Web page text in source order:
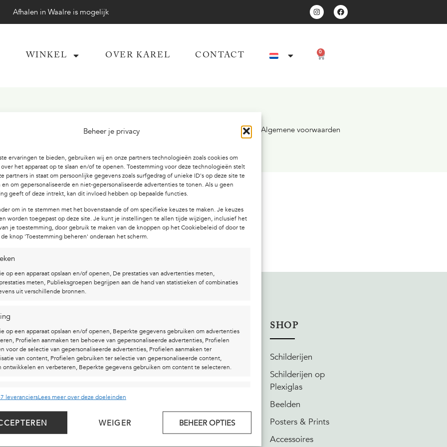
Beheer je privacy
ervaringen te bieden, gebruiken wij en onze partners technologieën zoals cookies om
het apparaat op te slaan en/of te openen. Toestemming voor deze technologieën stelt
partners in staat om persoonlijke gegevens zoals surfgedrag of unieke ID's op deze site te
om gepersonaliseerde en niet-gepersonaliseerde advertenties te tonen. Als u geen
geeft of deze intrekt, kan dit invloed hebben op bepaalde functies.
om in te stemmen met het bovenstaande of om specifieke keuzes te maken. Je keuzes
worden toegepast op deze site. Je kunt je instellingen te allen tijde wijzigen, inclusief het
je toestemming, door gebruik te maken van de knoppen op het Cookiebeleid of door te
knop 'Toestemming beheren' onderaan het scherm.
op een apparaat opslaan en/of openen, De prestaties van advertenties meten,
meten, Publieksgroepen begrijpen aan de hand van statistieken of combinaties
uit verschillende bronnen.
op een apparaat opslaan en/of openen, Beperkte gegevens gebruiken om advertenties
Profielen aanmaken ten behoeve van gepersonaliseerde advertenties, Profielen
voor de selectie van gepersonaliseerde advertenties, Profielen aanmaken ter
van content, Profielen gebruiken ter selectie van gepersonaliseerde content,
ontwikkelen en verbeteren, Beperkte gegevens gebruiken om content te selecteren.
informatie.
leveranciersLees meer over deze doeleinden
WEIGER BEHEER OPTIES
Afhalen in Waalre is mogelijk
WINKEL OVER KAREL CONTACT 0
Home Algemene voorwaarden
4a
+316 182 148 03
Winkelwagen
SHOP
Schilderijen
Schilderijen op
Plexiglas
Beelden
Posters & Prints
Accessoires